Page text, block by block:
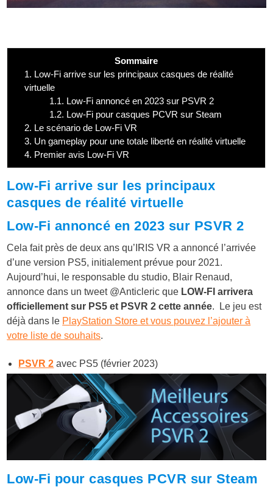
Sommaire
1. Low-Fi arrive sur les principaux casques de réalité
virtuelle
1.1. Low-Fi annoncé en 2023 sur PSVR 2
1.2. Low-Fi pour casques PCVR sur Steam
2. Le scénario de Low-Fi VR
3. Un gameplay pour une totale liberté en réalité virtuelle
4. Premier avis Low-Fi VR
Low-Fi arrive sur les principaux
casques de réalité virtuelle
Low-Fi annoncé en 2023 sur PSVR 2
Cela fait près de deux ans qu’IRIS VR a annoncé l’arrivée
d’une version PS5, initialement prévue pour 2021.
Aujourd’hui, le responsable du studio, Blair Renaud,
annonce dans un tweet @Anticleric que LOW-FI arrivera
officiellement sur PS5 et PSVR 2 cette année. Le jeu est
déjà dans le PlayStation Store et vous pouvez l’ajouter à
votre liste de souhaits.
PSVR 2 avec PS5 (février 2023)
Low-Fi pour casques PCVR sur Steam